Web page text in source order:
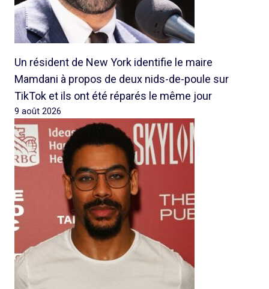
Un résident de New York identifie le maire
Mamdani à propos de deux nids-de-poule sur
TikTok et ils ont été réparés le même jour
9 août 2026